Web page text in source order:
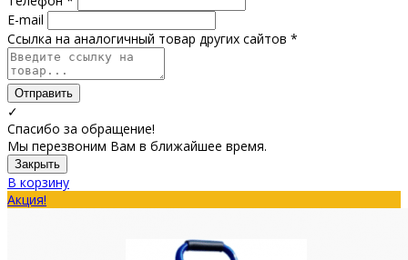
E-mail
Ссылка на аналогичный товар других сайтов *
Отправить
✓
Спасибо за обращение!
Мы перезвоним Вам в ближайшее время.
Закрыть
В корзину
Акция!